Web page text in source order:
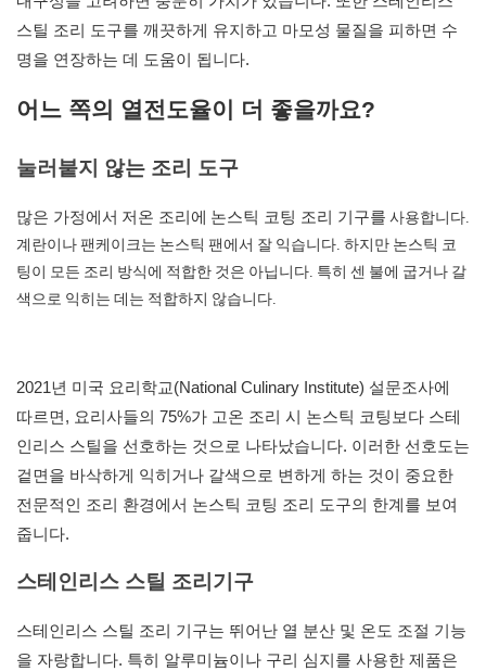
스틸 조리 도구를 깨끗하게 유지하고 마모성 물질을 피하면 수
명을 연장하는 데 도움이 됩니다.
어느 쪽의 열전도율이 더 좋을까요?
눌러붙지 않는 조리 도구
많은 가정에서 저온 조리에 논스틱 코팅 조리 기구를 사용합니다.
계란이나 팬케이크는 논스틱 팬에서 잘 익습니다. 하지만 논스틱 코
팅이 모든 조리 방식에 적합한 것은 아닙니다. 특히 센 불에 굽거나 갈
색으로 익히는 데는 적합하지 않습니다.
2021년 미국 요리학교(National Culinary Institute) 설문조사에
따르면, 요리사들의 75%가 고온 조리 시 논스틱 코팅보다 스테
인리스 스틸을 선호하는 것으로 나타났습니다. 이러한 선호도는
겉면을 바삭하게 익히거나 갈색으로 변하게 하는 것이 중요한
전문적인 조리 환경에서 논스틱 코팅 조리 도구의 한계를 보여
줍니다.
스테인리스 스틸 조리기구
스테인리스 스틸 조리 기구는 뛰어난 열 분산 및 온도 조절 기능
을 자랑합니다. 특히 알루미늄이나 구리 심지를 사용한 제품은